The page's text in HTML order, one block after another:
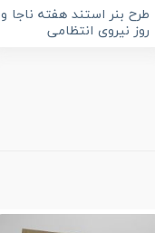
طرح بنر استند هفته ناجا و
روز نیروی انتظامی